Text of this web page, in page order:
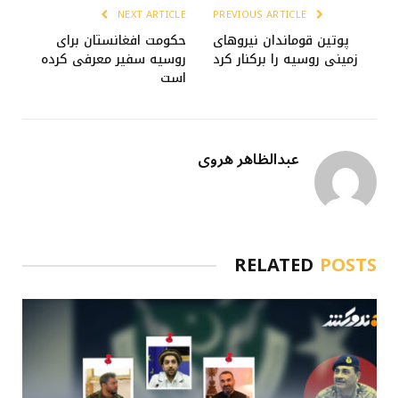
پوتین قوماندان نیروهای
زمینی روسیه را برکنار کرد
NEXT ARTICLE
حکومت افغانستان برای
روسیه سفیر معرفی کرده
است
عبدالظاهر هروی
RELATED POSTS